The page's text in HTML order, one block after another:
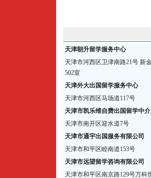
天津朝升留学服务中心
天津市河西区卫津南路21号 新
502室
天津外大出国留学服务中心
天津市河西区马场道117号
天津市凯乐维自费出国留学中
天津市南开区迎水道7号
天津市通宇出国服务有限公司
天津市和平区睦南道153号
天津市远望留学咨询有限公司
天津市和平区南京路129号万科